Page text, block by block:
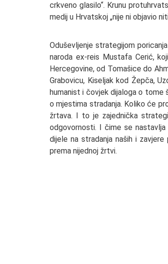
crkveno glasilo“. Krunu
medij u Hrvatskoj „nije ni objavio
Oduševljenje strategijom
naroda ex-reis Mustafa Cerić,
Hercegovine, od Tomašice do
Grabovicu, Kiseljak kod Žepča,
humanist i čovjek dijaloga o tome
o mjestima stradanja. Koliko će
žrtava. I to je zajednička
odgovornosti. I čime se
dijele na stradanja naših i
prema nijednoj žrtvi.